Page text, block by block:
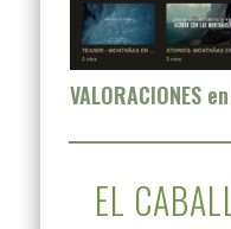
VALORACIONES
EL